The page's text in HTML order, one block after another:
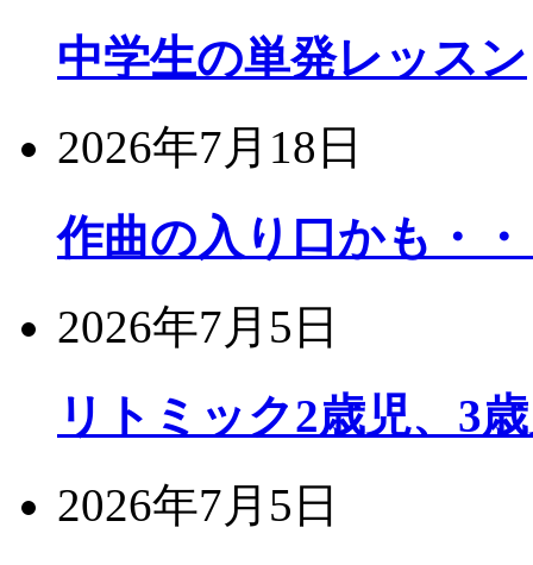
中学生の単発レッスン
2026年7月18日
作曲の入り口かも・
2026年7月5日
リトミック2歳児、3
2026年7月5日